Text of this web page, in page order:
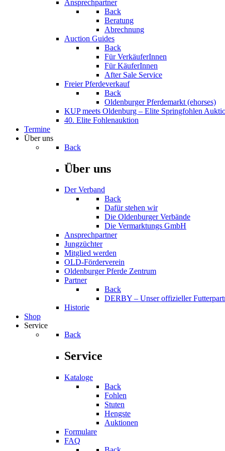
Ansprechpartner
Back
Beratung
Abrechnung
Auction Guides
Back
Für VerkäuferInnen
Für KäuferInnen
After Sale Service
Freier Pferdeverkauf
Back
Oldenburger Pferdemarkt (ehorses)
KUP meets Oldenburg – Elite Springfohlen
40. Elite Fohlenauktion
Termine
Über uns
Back
Über uns
Der Verband
Back
Dafür stehen wir
Die Oldenburger Verbände
Die Vermarktungs GmbH
Ansprechpartner
Jungzüchter
Mitglied werden
OLD-Förderverein
Oldenburger Pferde Zentrum
Partner
Back
DERBY – Unser offizieller
Historie
Shop
Service
Back
Service
Kataloge
Back
Fohlen
Stuten
Hengste
Auktionen
Formulare
FAQ